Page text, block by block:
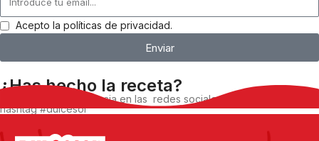
Acepto la políticas de privacidad.
Enviar
¿Has hecho la receta?
Comparte tu experiencia en las redes sociales, utilizando el
hashtag #dulcesol
@dulcesol